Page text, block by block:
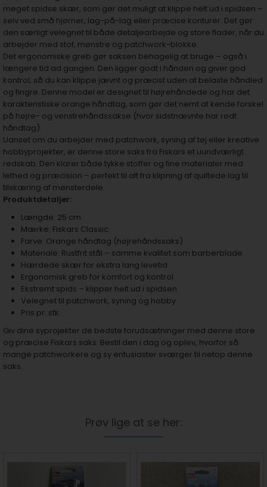
meget spidse skær, som gør det muligt at klippe helt ud i spidsen –
selv ved små hjørner, lag-på-lag eller præcise konturer. Det gør
den særligt velegnet til både detaljearbejde og store flader, når du
arbejder med stof, mønstre og patchwork-blokke.
Det ergonomiske greb gør saksen behagelig at bruge – også i
længere tid ad gangen. Den ligger godt i hånden og giver god
kontrol, så du kan klippe jævnt og præcist uden at belaste håndled
og fingre. Denne model er designet til højrehåndede og har det
karakteristiske orange håndtag, som gør det nemt at kende forskel
på højre- og venstrehåndssakse (hvor sidstnævnte har rødt
håndtag).
Uanset om du arbejder med patchwork, syning af tøj eller kreative
hobbyprojekter, er denne store saks fra Fiskars et uundværligt
redskab. Den klarer både tykke stoffer og fine materialer med
lethed og præcision – perfekt til alt fra klipning af quiltede lag til
tilskæring af mønsterdele.
Produktdetaljer:
Længde: 25 cm
Mærke: Fiskars Classic
Farve: Orange håndtag (højrehåndssaks)
Materiale: Rustfrit stål – samme kvalitet som barberblade
Hærdede skær for ekstra lang levetid
Ergonomisk greb for komfort og kontrol
Ekstremt spids – klipper helt ud i spidsen
Velegnet til patchwork, syning og hobby
Pris pr. stk.
Giv dine syprojekter de bedste forudsætninger med denne store
og præcise Fiskars saks. Bestil den i dag og oplev, hvorfor så
mange patchworkere og sy entusiaster sværger til netop denne
saks.
Prøv lige at se her: